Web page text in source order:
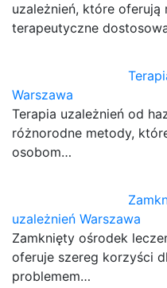
uzależnień, które
terapeutyczne
Warszawa
Terapia uzależnień od
różnorodne metody,
osobom…
uzależnień Warszawa
Zamknięty ośrodek
oferuje szereg korzyści
problemem…